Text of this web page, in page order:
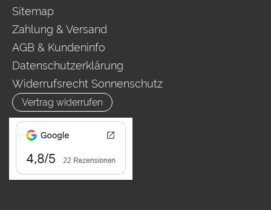
Sitemap
Zahlung & Versand
AGB & Kundeninfo
Datenschutzerklärung
Widerrufsrecht Sonnenschutz
Vertrag widerrufen